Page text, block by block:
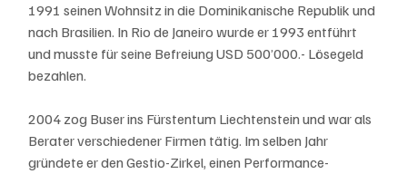
1991 seinen Wohnsitz in die Dominikanische Republik und
nach Brasilien. In Rio de Janeiro wurde er 1993 entführt
und musste für seine Befreiung USD 500’000.- Lösegeld
bezahlen.
2004 zog Buser ins Fürstentum Liechtenstein und war als
Berater verschiedener Firmen tätig. Im selben Jahr
gründete er den Gestio-Zirkel, einen Performance-